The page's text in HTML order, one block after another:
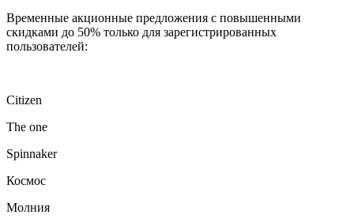
Временные акционные предложения с повышенными
скидками до 50% только для зарегистрированных
пользователей:
Citizen
The one
Spinnaker
Космос
Молния